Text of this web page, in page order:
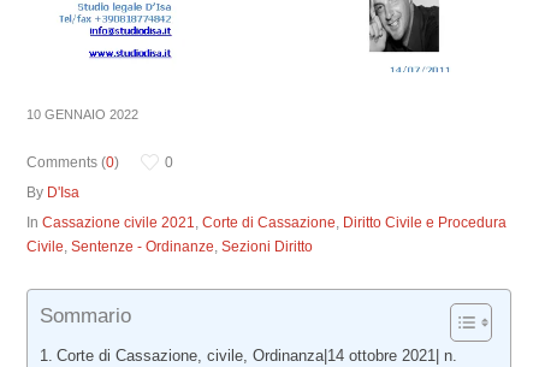
10 GENNAIO 2022
Comments (0)
0
By D'Isa
InCassazione civile 2021,Corte di Cassazione, Diritto Civile e Procedura
Civile,Sentenze - Ordinanze,Sezioni Diritto
Sommario
Corte di Cassazione, civile, Ordinanza|14 ottobre 2021| n.